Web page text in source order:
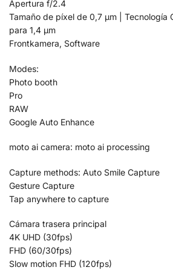
Apertura f/2.4
Tamaño de píxel de 0,7 µm | Tecnología
para 1,4 µm
Frontkamera, Software
Modes:
Photo booth
Pro
RAW
Google Auto Enhance
moto ai camera: moto ai processing
Capture methods: Auto Smile Capture
Gesture Capture
Tap anywhere to capture
Cámara trasera principal
4K UHD (30fps)
FHD (60/30fps)
Slow motion FHD (120fps)